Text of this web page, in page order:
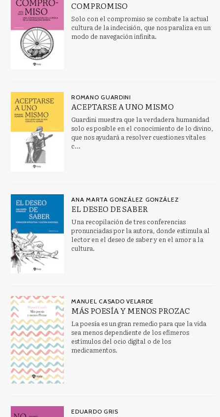
COMPROMISO
Solo con el compromiso se combate la actual
cultura de la indecisión, que nos paraliza en un
modo de navegación infinita.
ROMANO GUARDINI
ACEPTARSE A UNO MISMO
Guardini muestra que la verdadera humanidad
solo es posible en el conocimiento de lo divino,
que nos ayudará a resolver cuestiones vitales
c...
ANA MARTA GONZÁLEZ GONZÁLEZ
EL DESEO DE SABER
Una recopilación de tres conferencias
pronunciadas por la autora, donde estimula al
lector en el deseo de saber y en el amor a la
cultura.
MANUEL CASADO VELARDE
MÁS POESÍA Y MENOS PROZAC
La poesía es un gran remedio para que la vida
sea menos dependiente de los efímeros
estímulos del ocio digital o de los
medicamentos.
EDUARDO GRIS